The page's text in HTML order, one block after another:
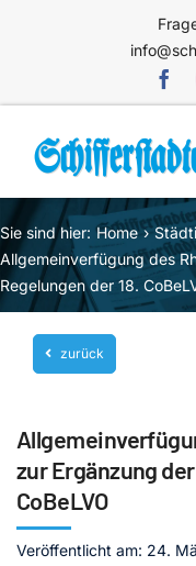
Home
Themen
Blog
Unternehmen
Mediathek
Jetzt abonnieren
Kontakt
Sie sind hier: Home
Allgemeinverfügung des
Regelungen der 18.
zurück
zur Ergänzung
CoBeLVO
Veröffentlicht am: 24.